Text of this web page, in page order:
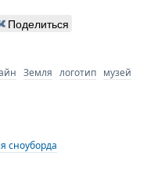
Поделиться
Земля логотип музей
сноуборда